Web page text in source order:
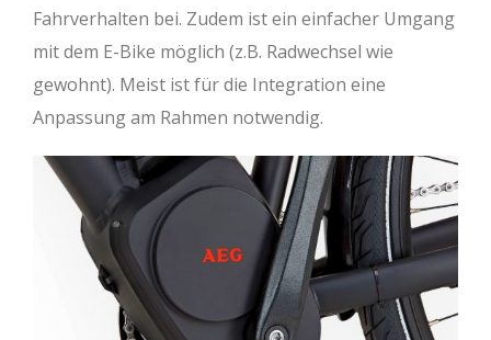
Fahrverhalten bei. Zudem ist ein einfacher Umgang
mit dem E-Bike möglich (z.B. Radwechsel wie
gewohnt). Meist ist für die Integration eine
Anpassung am Rahmen notwendig.